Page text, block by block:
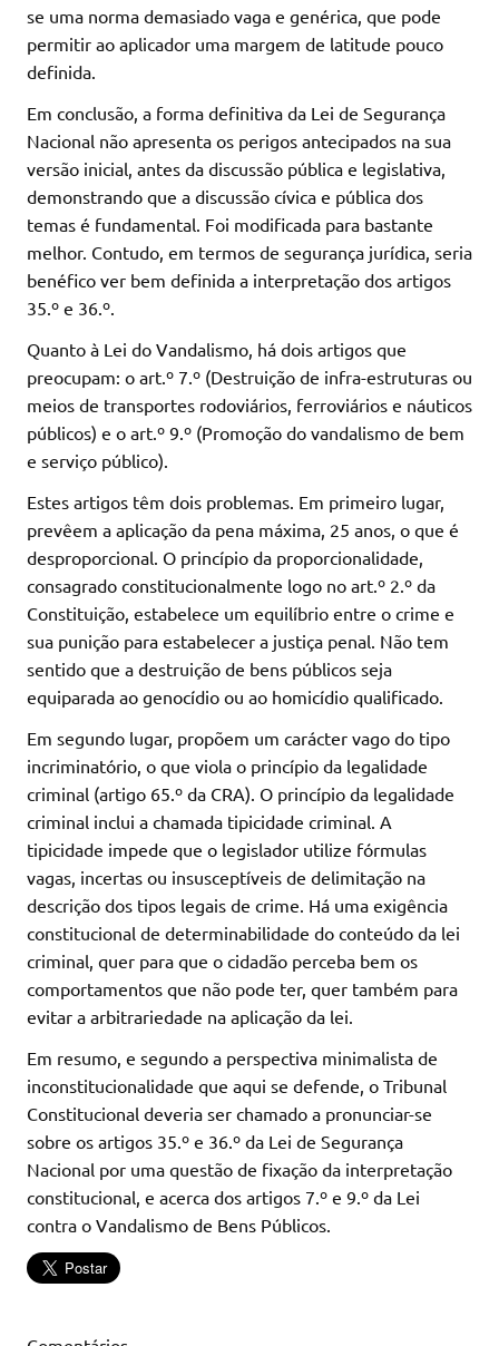
se uma norma demasiado vaga e genérica, que pode
permitir ao aplicador uma margem de latitude pouco
definida.
Em conclusão, a forma definitiva da Lei de Segurança
Nacional não apresenta os perigos antecipados na sua
versão inicial, antes da discussão pública e legislativa,
demonstrando que a discussão cívica e pública dos
temas é fundamental. Foi modificada para bastante
melhor. Contudo, em termos de segurança jurídica, seria
benéfico ver bem definida a interpretação dos artigos
35.º e 36.º.
Quanto à Lei do Vandalismo, há dois artigos que
preocupam: o art.º 7.º (Destruição de infra-estruturas ou
meios de transportes rodoviários, ferroviários e náuticos
públicos) e o art.º 9.º (Promoção do vandalismo de bem
e serviço público).
Estes artigos têm dois problemas. Em primeiro lugar,
prevêem a aplicação da pena máxima, 25 anos, o que é
desproporcional. O princípio da proporcionalidade,
consagrado constitucionalmente logo no art.º 2.º da
Constituição, estabelece um equilíbrio entre o crime e
sua punição para estabelecer a justiça penal. Não tem
sentido que a destruição de bens públicos seja
equiparada ao genocídio ou ao homicídio qualificado.
Em segundo lugar, propõem um carácter vago do tipo
incriminatório, o que viola o princípio da legalidade
criminal (artigo 65.º da CRA). O princípio da legalidade
criminal inclui a chamada tipicidade criminal. A
tipicidade impede que o legislador utilize fórmulas
vagas, incertas ou insusceptíveis de delimitação na
descrição dos tipos legais de crime. Há uma exigência
constitucional de determinabilidade do conteúdo da lei
criminal, quer para que o cidadão perceba bem os
comportamentos que não pode ter, quer também para
evitar a arbitrariedade na aplicação da lei.
Em resumo, e segundo a perspectiva minimalista de
inconstitucionalidade que aqui se defende, o Tribunal
Constitucional deveria ser chamado a pronunciar-se
sobre os artigos 35.º e 36.º da Lei de Segurança
Nacional por uma questão de fixação da interpretação
constitucional, e acerca dos artigos 7.º e 9.º da Lei
contra o Vandalismo de Bens Públicos.